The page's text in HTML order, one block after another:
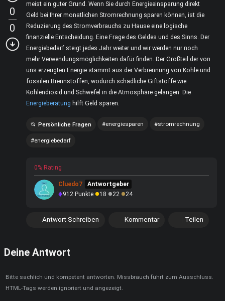
0
0
meist ein guter Grund. Wenn Sie durch Energieeinsparung direkt
Geld bei Ihrer monatlichen Stromrechnung sparen können, ist die
Reduzierung des Stromverbrauchs zu Hause eine logische
finanzielle Entscheidung. Eine Frage des Geldes und des Sinns. Der
Energiebedarf steigt jedes Jahr weiter und wir werden nur noch
mehr Verwendungsmöglichkeiten dafür finden. Der Großteil der von
uns erzeugten Energie stammt aus der Verbrennung von Kohle und
fossilen Brennstoffen, wodurch schädliche Giftstoffe wie
Kohlendioxid und Schwefel in die Atmosphäre gelangen. Die
Energieberatung hilft Geld sparen.
Persönliche Fragen energiesparen stromrechnung
energiebedarf
0% Rating
Cluedo7
Antwortgeber
912 Punkte 18 22 24
Antwort Schreiben Kommentar Teilen
Deine Antwort
Bitte sachlich und kompetent antworten. Missbrauch führt zum Ausschluss.
HTML-Tags werden ignoriert und angezeigt.